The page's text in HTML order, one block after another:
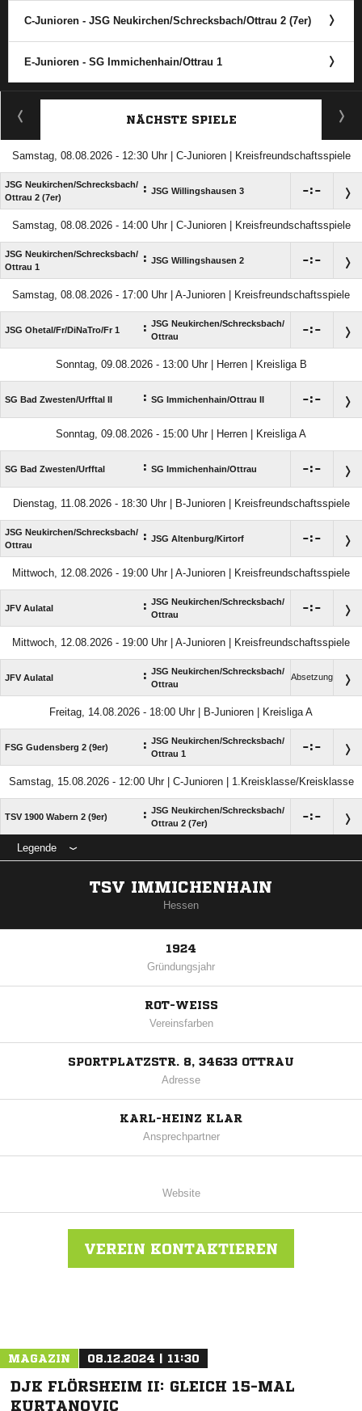
C-Junioren - JSG Neukirchen/​Schrecksbach/​Ottrau 2 (7er)
E-Junioren - SG Immichenhain/​Ottrau 1
ANZEIGE
NÄCHSTE SPIELE
Samstag, 08.08.2026 - 12:30 Uhr | C-Junioren | Kreisfreundschaftsspiele
JSG Neukirchen/​Schrecksbach/​
Ottrau 2 (7er)
: JSG Willingshausen 3 :
Samstag, 08.08.2026 - 14:00 Uhr | C-Junioren | Kreisfreundschaftsspiele
JSG Neukirchen/​Schrecksbach/​
Ottrau 1
: JSG Willingshausen 2 :
Samstag, 08.08.2026 - 17:00 Uhr | A-Junioren | Kreisfreundschaftsspiele
JSG Ohetal/​Fr/​DiNaTro/​Fr 1 : JSG Neukirchen/​Schrecksbach/​
Ottrau
:
Sonntag, 09.08.2026 - 13:00 Uhr | Herren | Kreisliga B
SG Bad Zwesten/​Urfftal II : SG Immichenhain/​Ottrau II :
Sonntag, 09.08.2026 - 15:00 Uhr | Herren | Kreisliga A
SG Bad Zwesten/​Urfftal : SG Immichenhain/​Ottrau :
Dienstag, 11.08.2026 - 18:30 Uhr | B-Junioren | Kreisfreundschaftsspiele
JSG Neukirchen/​Schrecksbach/​
Ottrau
: JSG Altenburg/​Kirtorf :
Mittwoch, 12.08.2026 - 19:00 Uhr | A-Junioren | Kreisfreundschaftsspiele
JFV Aulatal : JSG Neukirchen/​Schrecksbach/​
Ottrau
:
Mittwoch, 12.08.2026 - 19:00 Uhr | A-Junioren | Kreisfreundschaftsspiele
JFV Aulatal : JSG Neukirchen/​Schrecksbach/​
Ottrau
Absetzung
Freitag, 14.08.2026 - 18:00 Uhr | B-Junioren | Kreisliga A
FSG Gudensberg 2 (9er) : JSG Neukirchen/​Schrecksbach/​
Ottrau 1
:
Samstag, 15.08.2026 - 12:00 Uhr | C-Junioren | 1.Kreisklasse/Kreisklasse
TSV 1900 Wabern 2 (9er) : JSG Neukirchen/​Schrecksbach/​
Ottrau 2 (7er)
:
Legende
TSV IMMICHENHAIN
Hessen
1924
Gründungsjahr
ROT-WEISS
Vereinsfarben
SPORTPLATZSTR. 8, 34633 OTTRAU
Adresse
KARL-HEINZ KLAR
Ansprechpartner
Website
VEREIN KONTAKTIEREN
MAGAZIN 08.12.2024 | 11:30
DJK FLÖRSHEIM II: GLEICH 15-MAL
KURTANOVIC